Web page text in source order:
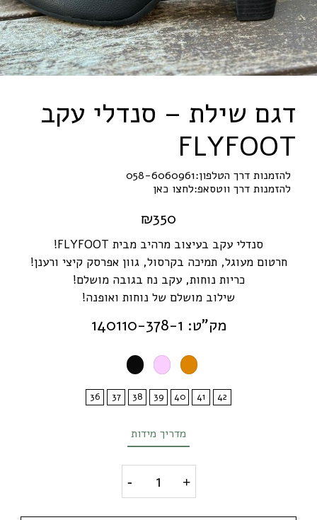
דגם שילת – סנדלי עקב
FLYFOOT
להזמנות דרך הטלפון:058-6060961
להזמנות דרך ווטסאפ:לחצו כאן
₪350
סנדלי עקב בעיצוב מרהיב מבית FLYFOOT!
חרטום מעוגל, תמיכה בקרסול, גוון אפרסק קיצי ורענן!
כריות נוחות, עקב נח בגובה מושלם!
שילוב מושלם של נוחות ואופנה!
מק"ט: 140110-378-1
36 37 38 39 40 41 42
מדריך מידות
דגם שילת - סנדלי עקב FLYFOOT quantity